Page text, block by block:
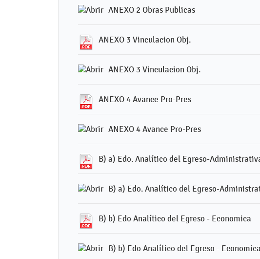
ANEXO 2 Obras Publicas
ANEXO 3 Vinculacion Obj.
ANEXO 3 Vinculacion Obj.
ANEXO 4 Avance Pro-Pres
ANEXO 4 Avance Pro-Pres
B) a) Edo. Analítico del Egreso-
B) a) Edo. Analítico del Egreso-
B) b) Edo Analítico del Egreso - Economica
B) b) Edo Analítico del Egreso -